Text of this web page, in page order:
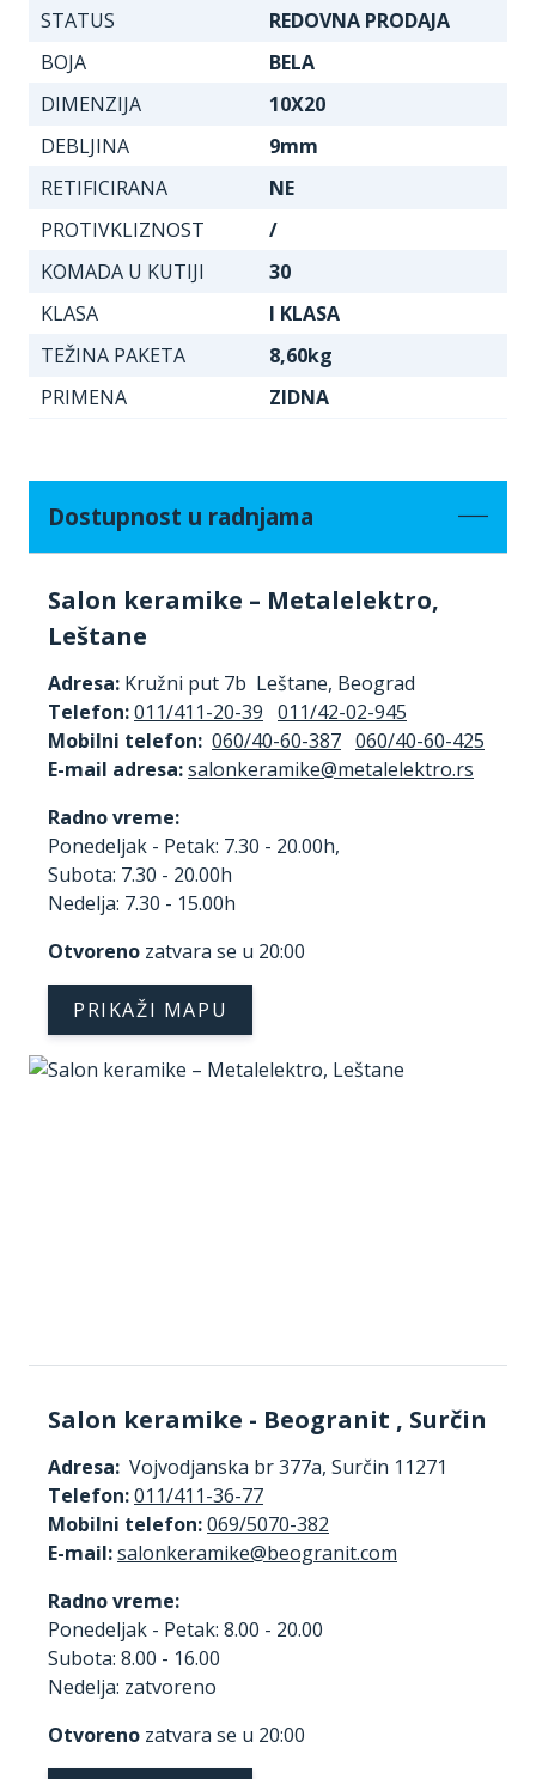
STATUS
REDOVNA PRODAJA
BOJA
BELA
DIMENZIJA
10X20
DEBLJINA
9mm
RETIFICIRANA
NE
PROTIVKLIZNOST
/
KOMADA U KUTIJI
30
KLASA
I KLASA
TEŽINA PAKETA
8,60kg
PRIMENA
ZIDNA
Dostupnost u radnjama
Salon keramike – Metalelektro,
Leštane
Adresa: Kružni put 7b Leštane, Beograd
Telefon:011/411-20-39 011/42-02-945
Mobilni telefon: 060/40-60-387 060/40-60-425
E-mail adresa:
Radno vreme:
Ponedeljak - Petak: 7.30 - 20.00h,
Subota: 7.30 - 20.00h
Nedelja: 7.30 - 15.00h
Otvoreno zatvara se u 20:00
PRIKAŽI MAPU
Salon keramike - Beogranit , Surčin
Adresa: Vojvodjanska br 377a, Surčin 11271
Telefon:011/411-36-77
Mobilni telefon:069/5070-382
E-mail:
Radno vreme:
Ponedeljak - Petak: 8.00 - 20.00
Subota: 8.00 - 16.00
Nedelja: zatvoreno
Otvoreno zatvara se u 20:00